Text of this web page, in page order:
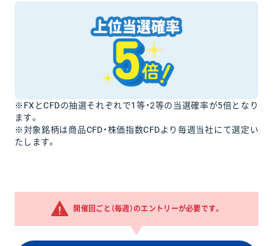
※FXとCFDの抽選それぞれで1等・2等の当選確率が5倍となり
ます。
※対象銘柄は商品CFD・株価指数CFDより毎週当社にて選定い
たします。
開催回ごと（毎週）のエントリーが必要です。